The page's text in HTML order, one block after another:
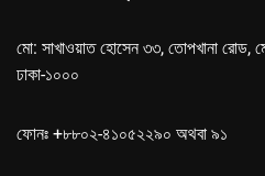
মো: সাখাওয়াত হোসেন ৩৩, তোপখানা রোড,
ঢাকা-১০০০
ফোনঃ +৮৮০২-৪১০৫২২৯০ অথবা ৯১